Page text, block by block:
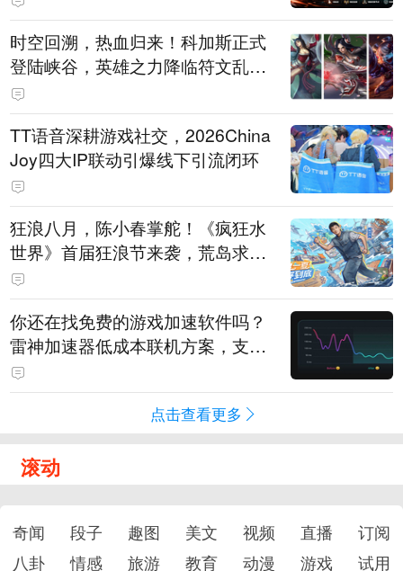
时空回溯，热血归来！科加斯正式
登陆峡谷，英雄之力降临符文乱
斗！
TT语音深耕游戏社交，2026China
Joy四大IP联动引爆线下引流闭环
狂浪八月，陈小春掌舵！《疯狂水
世界》首届狂浪节来袭，荒岛求生
直播即将开启
你还在找免费的游戏加速软件吗？
雷神加速器低成本联机方案，支持
免费试用
点击查看更多
滚动
奇闻 段子 趣图 美文 视频 直播
订阅
八卦
情感 旅游 教育 动漫 游戏 试用